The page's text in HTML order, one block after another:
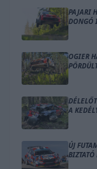
PAJARI
DONGÓ
OGIER
A
ÚJ